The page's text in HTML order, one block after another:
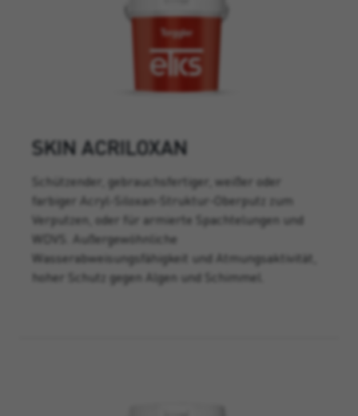
SKIN ACRILOXAN
Schützender, gebrauchsfertiger, weißer oder
farbiger Acryl-Siloxan-Struktur-Oberputz zum
Verputzen, oder für armierte Spachtelungen und
WDVS. Außergewöhnliche
Wasserabweisungsfähigkeit und Atmungsaktivität,
hoher Schutz gegen Algen und Schimmel.